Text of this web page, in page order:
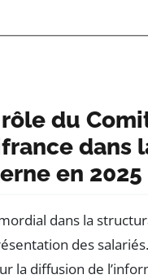
du
dans
en 2025
dans la
des
la diffusion de